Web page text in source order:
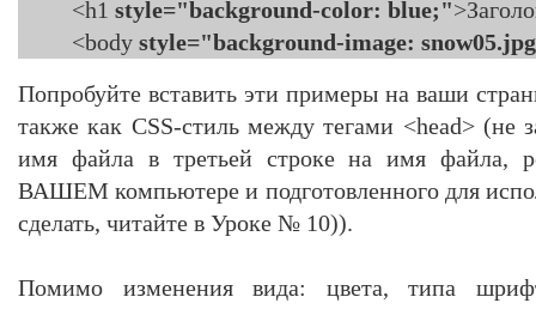
<h1 style="background-color: blue;"
<body style="background-image:
Попробуйте вставить эти примеры на ваши
также как CSS-стиль между тегами <head> (не
имя файла в третьей строке на имя файла,
ВАШЕМ компьютере и подготовленного для
сделать, читайте в Уроке № 10)).
Помимо изменения вида: цвета, типа